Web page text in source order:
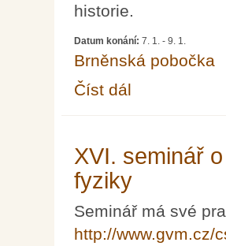
historie.
Datum konání: 7. 1. - 9. 1.
Brněnská pobočka
Číst dál
XVI. seminář
fyziky
Seminář má své
http://www.gvm.cz/